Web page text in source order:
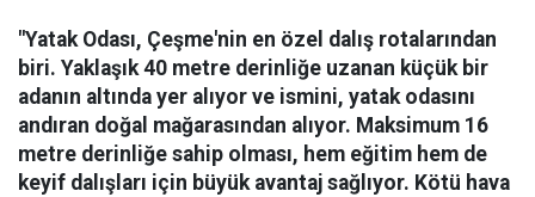
"Yatak Odası, Çeşme'nin en özel dalış rotalarından
biri. Yaklaşık 40 metre derinliğe uzanan küçük bir
adanın altında yer alıyor ve ismini, yatak odasını
andıran doğal mağarasından alıyor. Maksimum 16
metre derinliğe sahip olması, hem eğitim hem de
keyif dalışları için büyük avantaj sağlıyor. Kötü hava